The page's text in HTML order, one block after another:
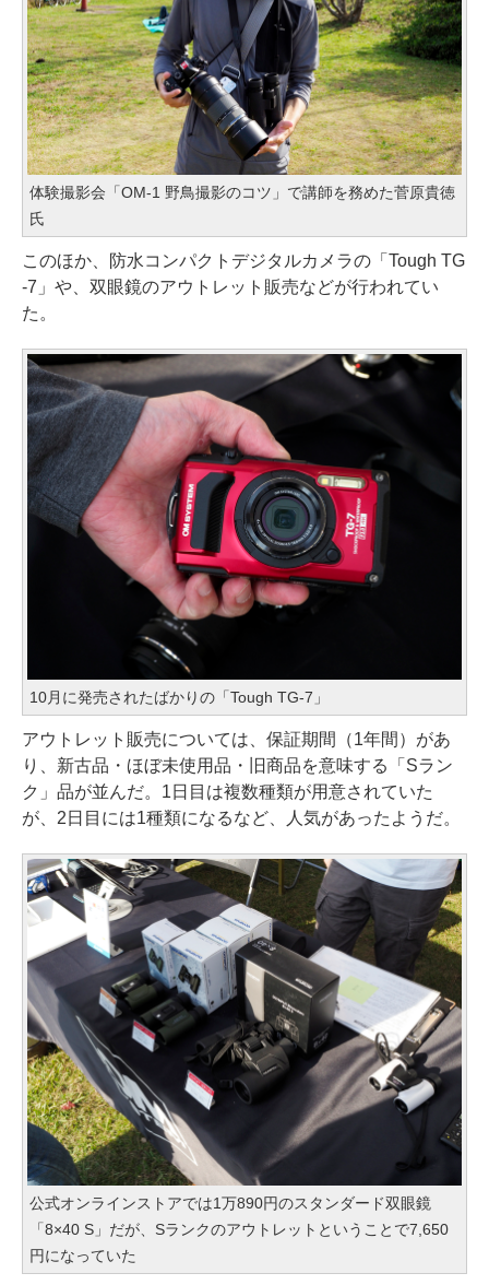
体験撮影会「OM-1 野鳥撮影のコツ」で講師を務めた菅原貴徳
氏
このほか、防水コンパクトデジタルカメラの「Tough TG
-7」や、双眼鏡のアウトレット販売などが行われてい
た。
10月に発売されたばかりの「Tough TG-7」
アウトレット販売については、保証期間（1年間）があ
り、新古品・ほぼ未使用品・旧商品を意味する「Sラン
ク」品が並んだ。1日目は複数種類が用意されていた
が、2日目には1種類になるなど、人気があったようだ。
公式オンラインストアでは1万890円のスタンダード双眼鏡
「8×40 S」だが、Sランクのアウトレットということで7,650
円になっていた